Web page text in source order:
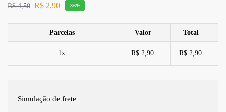
R$4,50 R$ 2,90 -36%
Parcelas Valor Total
1x R$ 2,90 R$ 2,90
Simulação de frete